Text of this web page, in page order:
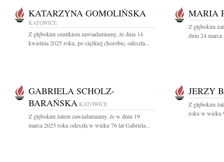
KATARZYNA GOMOLIŃSKA
KATOWICE
Z głębokim smutkiem zawiadamiamy, że dnia 14
kwietnia 2025 roku, po ciężkiej chorobie, odeszła...
MARIA
Z głębokim
dniu 24 marca
GABRIELA SCHOLZ-
BARAŃSKA KATOWICE
Z głębokim żalem zawiadamiamy, że w dniu 19
marca 2025 roku odeszła w wieku 76 lat Gabriela...
JERZY
Z głębokim
roku w wieku